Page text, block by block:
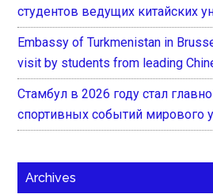
студентов ведущих китайских
Embassy of Turkmenistan in
visit by students from leading
Стамбул в 2026 году стал
спортивных событий мирового
Archives